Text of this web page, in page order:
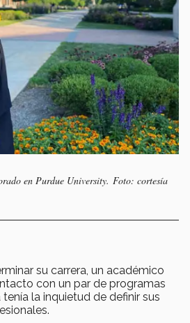
en Purdue University. Foto: cortesía
su carrera, un académico
con un par de programas
la inquietud de definir sus